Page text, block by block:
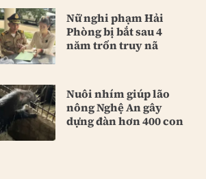
Nữ nghi phạm Hải
Phòng bị bắt sau 4
năm trốn truy nã
Nuôi nhím giúp lão
nông Nghệ An gây
dựng đàn hơn 400 con